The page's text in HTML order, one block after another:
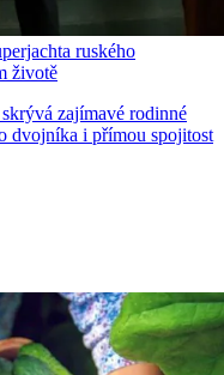
ruského
životě
zajímavé rodinné
dvojníka i přímou spojitost